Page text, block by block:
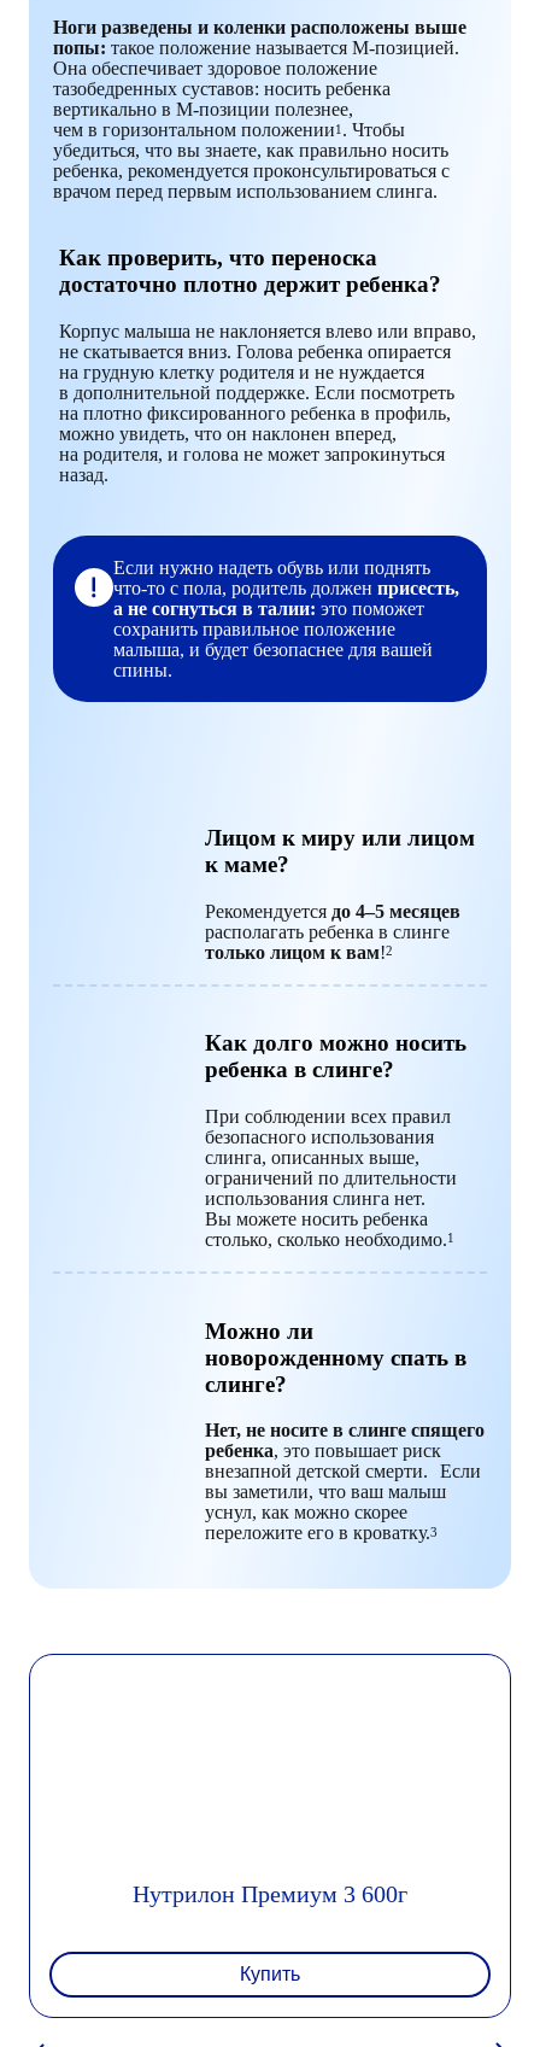
Ноги разведены и коленки расположены выше
попы: такое положение называется М-позицией.
Она обеспечивает здоровое положение
тазобедренных суставов: носить ребенка
вертикально в М-позиции полезнее,
чем в горизонтальном положении1 . Чтобы
убедиться, что вы знаете, как правильно носить
ребенка, рекомендуется проконсультироваться с
врачом перед первым использованием слинга.
Как проверить, что переноска
достаточно плотно держит ребенка?
Корпус малыша не наклоняется влево или вправо,
не скатывается вниз. Голова ребенка опирается
на грудную клетку родителя и не нуждается
в дополнительной поддержке. Если посмотреть
на плотно фиксированного ребенка в профиль,
можно увидеть, что он наклонен вперед,
на родителя, и голова не может запрокинуться
назад.
Если нужно надеть обувь или поднять
что‑то с пола, родитель должен присесть,
а не согнуться в талии: это поможет
сохранить правильное положение
малыша, и будет безопаснее для вашей
спины.
Лицом к миру или лицом
к маме?
Рекомендуется до 4–5 месяцев
располагать ребенка в слинге
только лицом к вам!2
Как долго можно носить
ребенка в слинге?
При соблюдении всех правил
безопасного использования
слинга, описанных выше,
ограничений по длительности
использования слинга нет.
Вы можете носить ребенка
столько, сколько необходимо.1
Можно ли
новорожденному спать в
слинге?
Нет, не носите в слинге спящего
ребенка, это повышает риск
внезапной детской смерти. Если
вы заметили, что ваш малыш
уснул, как можно скорее
переложите его в кроватку.3
Нутрилон Премиум 3 600г
Купить